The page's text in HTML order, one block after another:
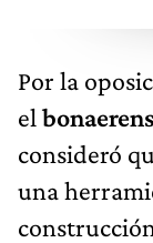
Por la
el
consideró
una